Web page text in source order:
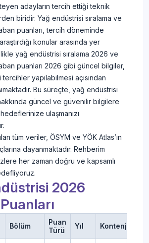
adayların tercih ettiği teknik
biridir. Yağ endüstrisi sıralama ve
puanları, tercih döneminde
konular arasında yer
yağ endüstrisi sıralama 2026 ve
puanları 2026 gibi güncel bilgiler,
yapılabilmesi açısından
Bu süreçte, yağ endüstrisi
güncel ve güvenilir bilgilere
ulaşmanızı
tüm veriler, ÖSYM ve YÖK Atlas’ın
dayanmaktadır. Rehberim
her zaman doğru ve kapsamlı
2026
Bölüm
Puan
Türü
Yıl Kontenjan